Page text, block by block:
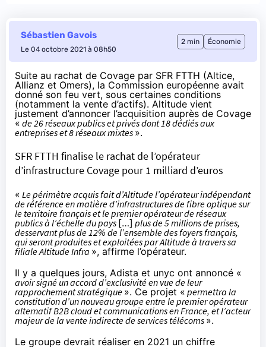
Sébastien Gavois
Le 04 octobre 2021 à 08h50
2 min Économie
Suite au rachat de Covage par SFR FTTH (Altice,
Allianz et Omers), la Commission européenne avait
donné son feu vert, sous certaines conditions
(notamment la vente d’actifs). Altitude vient
justement d’annoncer l’acquisition auprès de Covage
« de 26 réseaux publics et privés dont 18 dédiés aux
entreprises et 8 réseaux mixtes ».
SFR FTTH finalise le rachat de l’opérateur
d’infrastructure Covage pour 1 milliard d’euros
« Le périmètre acquis fait d’Altitude l’opérateur indépendant
de référence en matière d’infrastructures de fibre optique sur
le territoire français et le premier opérateur de réseaux
publics à l’échelle du pays […] plus de 5 millions de prises,
desservant plus de 12% de l’ensemble des foyers français,
qui seront produites et exploitées par Altitude à travers sa
filiale Altitude Infra », affirme l’opérateur.
Il y a quelques jours, Adista et unyc ont annoncé «
avoir signé un accord d’exclusivité en vue de leur
rapprochement stratégique ». Ce projet « permettra la
constitution d’un nouveau groupe entre le premier opérateur
alternatif B2B cloud et communications en France, et l’acteur
majeur de la vente indirecte de services télécoms ».
Le groupe devrait réaliser en 2021 un chiffre